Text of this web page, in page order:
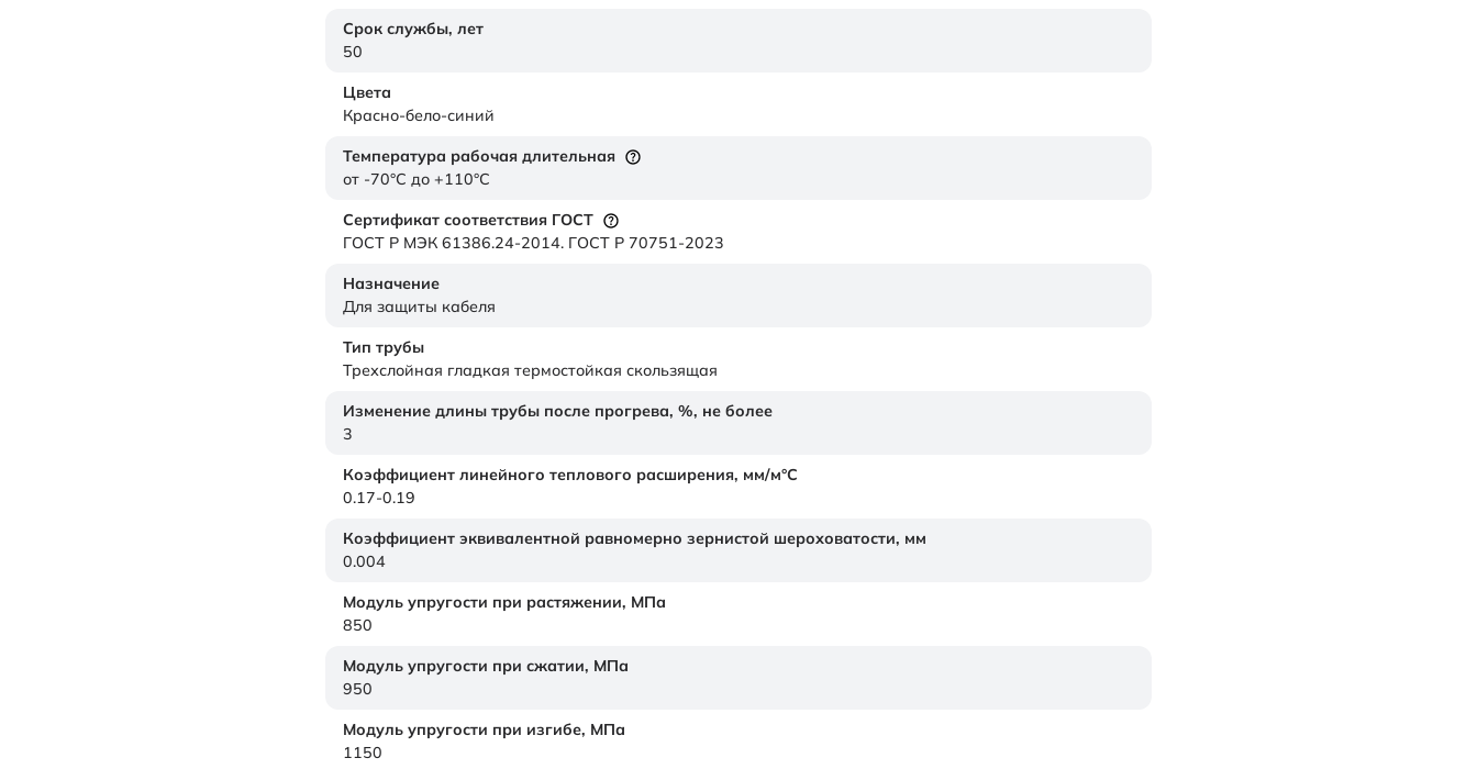
Срок службы, лет
50
Цвета
Красно-бело-синий
Температура рабочая длительная
от -70°C до +110°C
Сертификат соответствия ГОСТ
ГОСТ Р МЭК 61386.24-2014. ГОСТ Р 70751-2023
Назначение
Для защиты кабеля
Тип трубы
Трехслойная гладкая термостойкая скользящая
Изменение длины трубы после прогрева, %, не более
3
Коэффициент линейного теплового расширения, мм/м°С
0.17-0.19
Коэффициент эквивалентной равномерно зернистой шероховатости, мм
0.004
Модуль упругости при растяжении, МПа
850
Модуль упругости при сжатии, МПа
950
Модуль упругости при изгибе, МПа
1150